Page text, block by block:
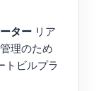
ター リア
理のため
トビルプラ